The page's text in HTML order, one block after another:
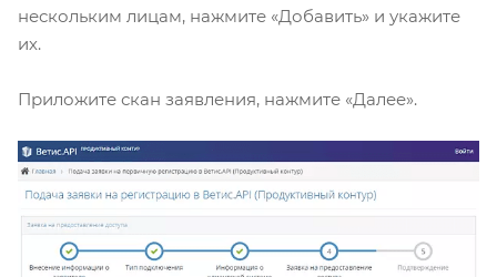
нескольким лицам, нажмите «Добавить» и укажите
их.
Приложите скан заявления, нажмите «Далее».